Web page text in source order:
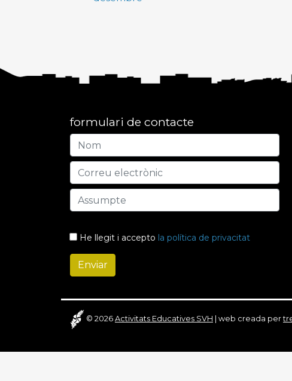
formulari de contacte
He llegit i accepto la política de privacitat
© 2026 Activitats Educatives SVH web creada per